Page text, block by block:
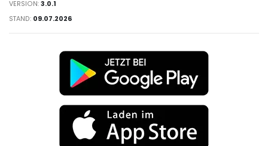
VERSION:3.0.1
STAND: 09.07.2026